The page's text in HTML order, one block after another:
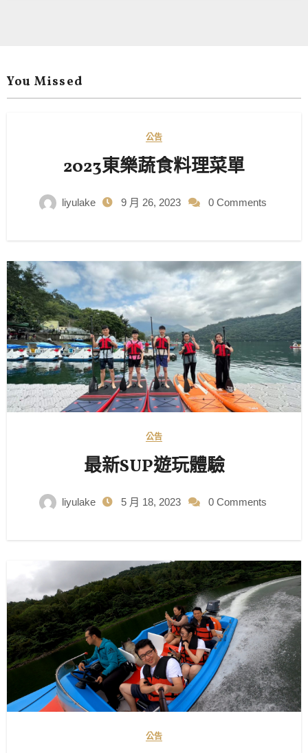
You Missed
公告
2023東樂蔬食料理菜單
liyulake 9 月 26, 2023 0 Comments
公告
最新SUP遊玩體驗
liyulake 5 月 18, 2023 0 Comments
公告